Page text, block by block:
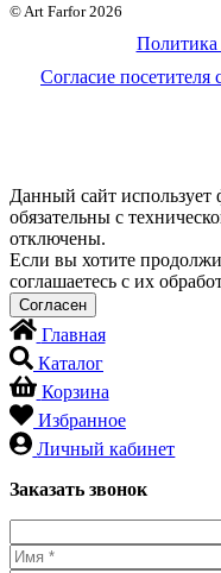
© Art Farfor 2026
Политика
Согласие посетителя
Данный сайт использует
обязательны с
отключены.
Если вы хотите
соглашаетесь с их
Главная
Каталог
Корзина
Избранное
Личный кабинет
Заказать звонок